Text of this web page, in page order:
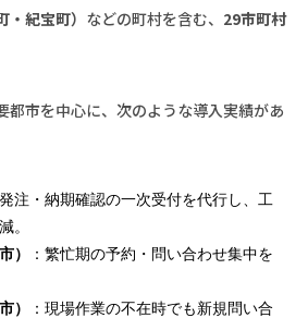
紀宝町） などの町村を含む、 29市町村
都市を中心に、次のような導入実績があ
発注・納期確認の一次受付を代行し、工
。
）
：繁忙期の予約・問い合わせ集中を
）
：現場作業の不在時でも新規問い合